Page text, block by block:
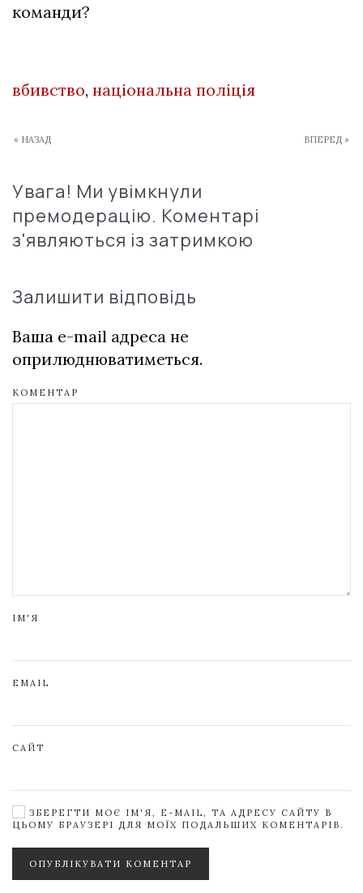
команди?
вбивство, національна поліція
« НАЗАД ВПЕРЕД »
Увага! Ми увімкнули
премодерацію. Коментарі
з'являються із затримкою
Залишити відповідь
Ваша e-mail адреса не
оприлюднюватиметься.
КОМЕНТАР
ІМ'Я
EMAIL
САЙТ
ЗБЕРЕГТИ МОЄ ІМ'Я, E-MAIL, ТА АДРЕСУ САЙТУ В
ЦЬОМУ БРАУЗЕРІ ДЛЯ МОЇХ ПОДАЛЬШИХ КОМЕНТАРІВ.
ОПУБЛІКУВАТИ КОМЕНТАР